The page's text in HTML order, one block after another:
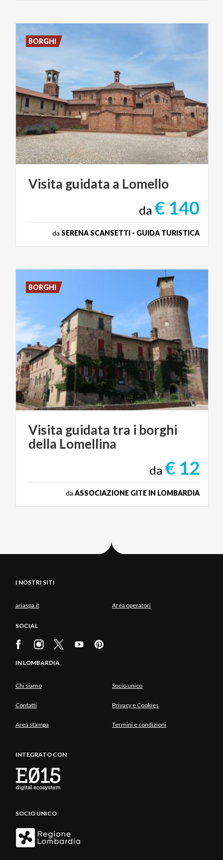
Visita guidata a Lomello
da € 140
da SERENA SCANSETTI - GUIDA TURISTICA
BORGHI
Visita guidata tra i borghi
della Lomellina
da € 12
da ASSOCIAZIONE GITE IN LOMBARDIA
BORGHI
I NOSTRI SITI
ariaspa.it Area operatori
SOCIAL
IN LOMBARDIA
Chi siamo Socio unico
Contatti Privacy e Cookies
Area stampa Termini e condizioni
INTEGRATO CON
SOCIO UNICO